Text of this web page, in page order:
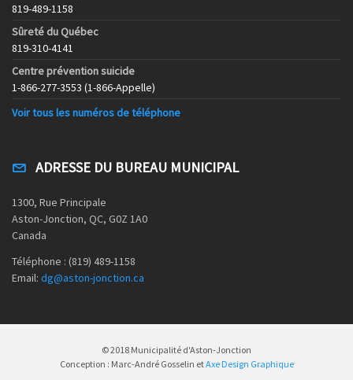
819-489-1158
Sûreté du Québec
819-310-4141
Centre prévention suicide
1-866-277-3553 (1-866-Appelle)
Voir tous les numéros de téléphone
ADRESSE DU BUREAU MUNICIPAL
1300, Rue Principale
Aston-Jonction, QC, G0Z 1A0
Canada
Téléphone : (819) 489-1158
Email: dg@aston-jonction.ca
© 2018 Municipalité d'Aston-Jonction
Conception : Marc-André Gosselin etAxe Design Graphique